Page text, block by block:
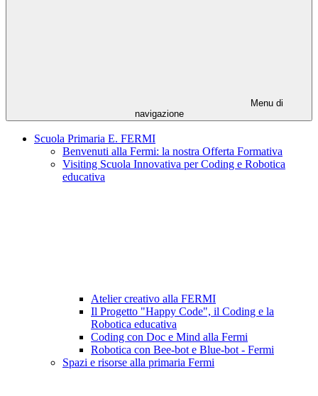
Menu di
navigazione
Scuola Primaria E. FERMI
Benvenuti alla Fermi: la nostra Offerta Formativa
Visiting Scuola Innovativa per Coding e Robotica
educativa
Atelier creativo alla FERMI
Il Progetto "Happy Code", il Coding e la
Robotica educativa
Coding con Doc e Mind alla Fermi
Robotica con Bee-bot e Blue-bot - Fermi
Spazi e risorse alla primaria Fermi